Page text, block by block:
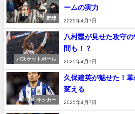
野球
ームの実力
2025年4月7日
バスケットボール
八村塁が見せた攻守
間も！？
2025年4月7日
サッカー
久保建英が魅せた！
変える
2025年4月7日